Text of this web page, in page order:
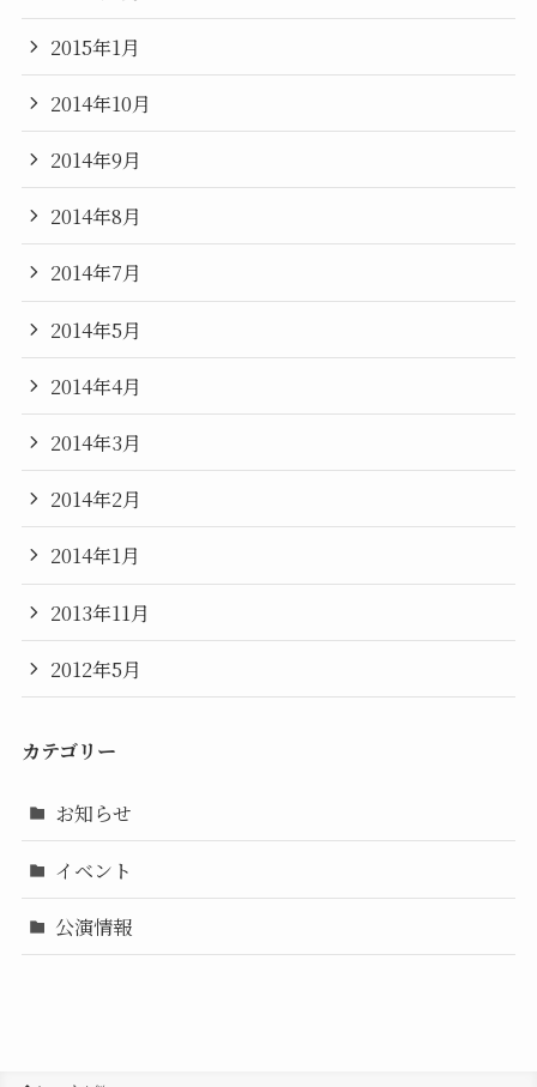
2015年1月
2014年10月
2014年9月
2014年8月
2014年7月
2014年5月
2014年4月
2014年3月
2014年2月
2014年1月
2013年11月
2012年5月
カテゴリー
お知らせ
イベント
公演情報